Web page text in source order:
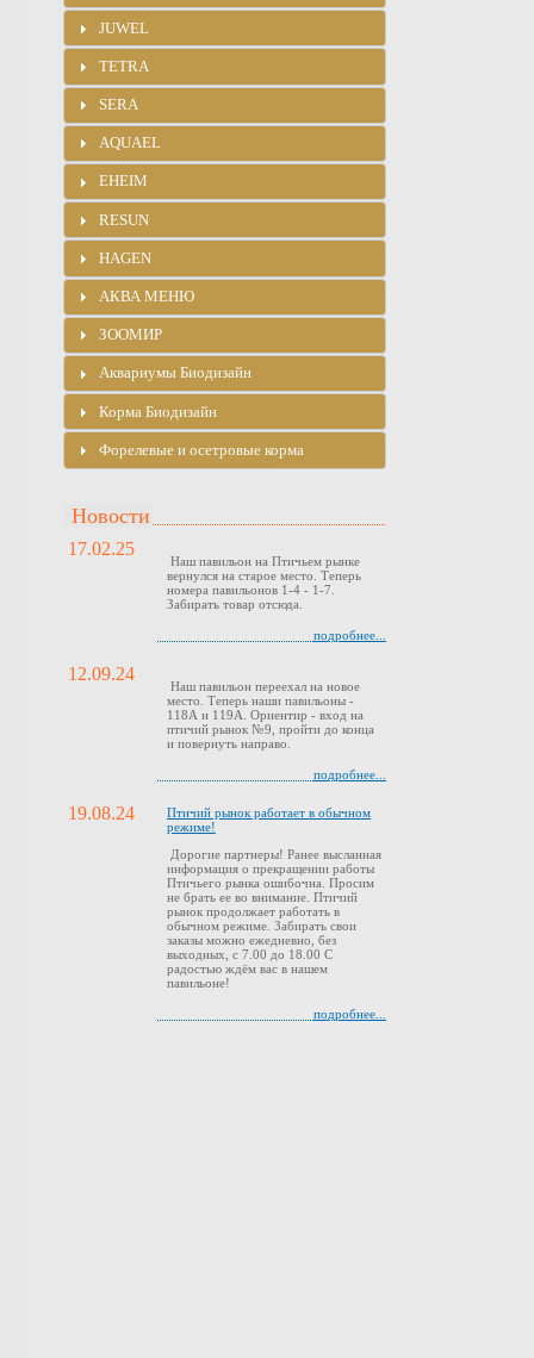
JUWEL
TETRA
SERA
AQUAEL
EHEIM
RESUN
HAGEN
АКВА МЕНЮ
ЗООМИР
Аквариумы Биодизайн
Корма Биодизайн
Форелевые и осетровые корма
Новости
17.02.25
Наш павильон на Птичьем рынке
вернулся на старое место. Теперь
номера павильонов 1-4 - 1-7.
Забирать товар отсюда.
подробнее...
12.09.24
Наш павильон переехал на новое
место. Теперь наши павильоны -
118А и 119А. Ориентир - вход на
птичий рынок №9, пройти до конца
и повернуть направо.
подробнее...
19.08.24
Птичий рынок работает в обычном
режиме!
Дорогие партнеры! Ранее высланная
информация о прекращении работы
Птичьего рынка ошибочна. Просим
не брать ее во внимание. Птичий
рынок продолжает работать в
обычном режиме. Забирать свои
заказы можно ежедневно, без
выходных, с 7.00 до 18.00 С
радостью ждём вас в нашем
павильоне!
подробнее...